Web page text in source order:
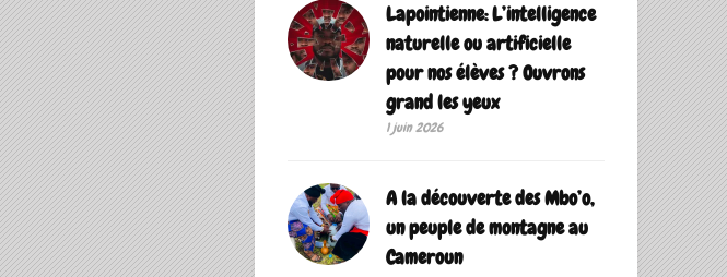
Lapointienne: L’intelligence
naturelle ou artificielle
pour nos élèves ? Ouvrons
grand les yeux
1 juin 2026
A la découverte des Mbo’o,
un peuple de montagne au
Cameroun